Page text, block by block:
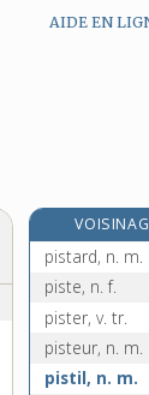
AIDE EN
pistage, n. m.
pistard, n. m.
piste, n. f.
pister, v. tr.
pisteur, n. m.
pistil, n. m.